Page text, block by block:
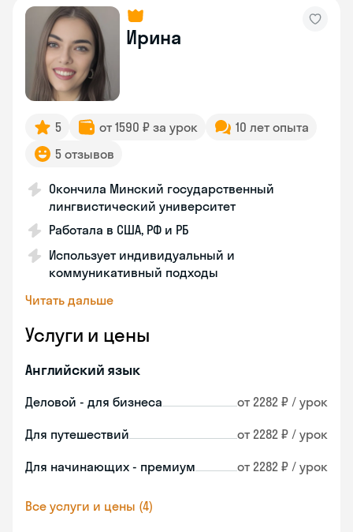
Ирина
5 от 1590 ₽ за урок
10 лет опыта
5 отзывов
Окончила Минский государственный
лингвистический университет
Работала в США, РФ и РБ
Использует индивидуальный и
коммуникативный подходы
Читать дальше
Услуги и цены
Английский язык
Деловой - для бизнеса от 2282 ₽ / урок
Для путешествий от 2282 ₽ / урок
Для начинающих - премиум от 2282 ₽ / урок
Все услуги и цены (4)